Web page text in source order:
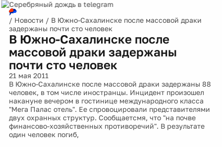
/ Новости / В Южно-Сахалинске после массовой драки
задержаны почти сто человек
В Южно-Сахалинске после
массовой драки задержаны
почти сто человек
21 мая 2011
В Южно-Сахалинске после массовой драки задержаны 88
человек, в том числе иностранцы. Инцидент произошел
накануне вечером в гостинице международного класса
"Мега Палас отель". Ее спровоцировали представителями
двух охранных структур. Сообщаетсмя, что "на почве
финансово-хозяйственных противоречий". В результате
один человек погиб,